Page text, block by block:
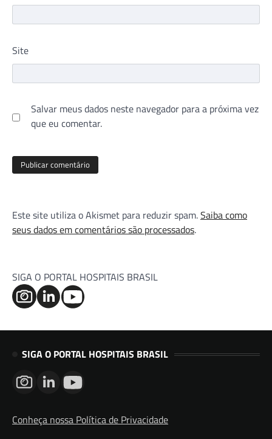
Site
Salvar meus dados neste navegador para a próxima vez
que eu comentar.
Este site utiliza o Akismet para reduzir spam.Saiba como
seus dados em comentários são processados.
SIGA O PORTAL HOSPITAIS BRASIL
SIGA O PORTAL HOSPITAIS BRASIL
Conheça nossa Política de Privacidade